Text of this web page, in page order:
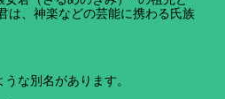
は、神楽などの芸能に携わる氏族
な別名があります。